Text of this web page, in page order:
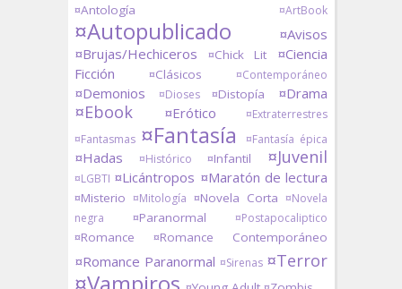
¤Antología ¤ArtBook
¤Autopublicado
¤Avisos
¤Brujas/Hechiceros
¤Chick Lit
¤Ciencia
Ficción
¤Clásicos ¤Contemporáneo
¤Demonios ¤Dioses ¤Distopía ¤Drama
¤Ebook ¤Erótico
¤Extraterrestres
¤Fantasmas ¤Fantasía ¤Fantasía épica
¤Hadas ¤Histórico ¤Infantil ¤Juvenil
¤LGBTI ¤Licántropos ¤Maratón de lectura
¤Misterio ¤Mitología ¤Novela Corta ¤Novela
negra
¤Paranormal ¤Postapocaliptico
¤Romance ¤Romance Contemporáneo
¤Romance Paranormal ¤Sirenas ¤Terror